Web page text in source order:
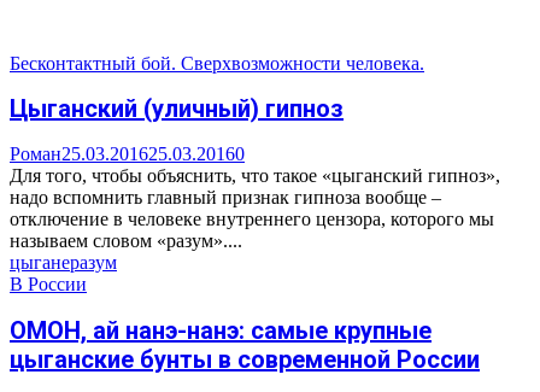
Бесконтактный бой. Сверхвозможности человека.
Цыганский (уличный) гипноз
Роман25.03.201625.03.20160
Для того, чтобы объяснить, что такое «цыганский гипноз»,
надо вспомнить главный признак гипноза вообще –
отключение в человеке внутреннего цензора, которого мы
называем словом «разум»....
цыганеразум
В России
ОМОН, ай нанэ-нанэ: самые крупные
цыганские бунты в современной России